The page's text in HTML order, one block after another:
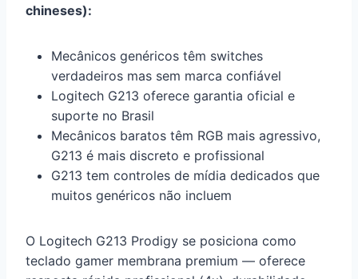
chineses):
Mecânicos genéricos têm switches
verdadeiros mas sem marca confiável
Logitech G213 oferece garantia oficial e
suporte no Brasil
Mecânicos baratos têm RGB mais agressivo,
G213 é mais discreto e profissional
G213 tem controles de mídia dedicados que
muitos genéricos não incluem
O Logitech G213 Prodigy se posiciona como
teclado gamer membrana premium — oferece